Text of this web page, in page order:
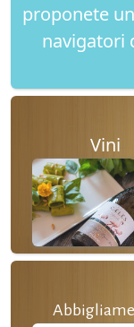
proponete
navigatori
Vini